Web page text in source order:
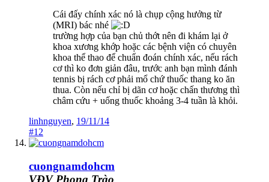
Cái đấy chính xác nó là chụp cộng hưởng từ
(MRI) bác nhé
trường hợp của bạn chủ thớt nên đi khám lại ở
khoa xương khớp hoặc các bệnh viện có chuyên
khoa thể thao để chuẩn đoán chính xác, nếu rách
cơ thì ko đơn giản đâu, trước anh bạn mình đánh
tennis bị rách cơ phải mổ chứ thuốc thang ko ăn
thua. Còn nếu chỉ bị dãn cơ hoặc chấn thương thì
châm cứu + uống thuốc khoảng 3-4 tuần là khỏi.
linhnguyen, 19/11/14
#12
cuongnamdohcm
VĐV Phong Trào